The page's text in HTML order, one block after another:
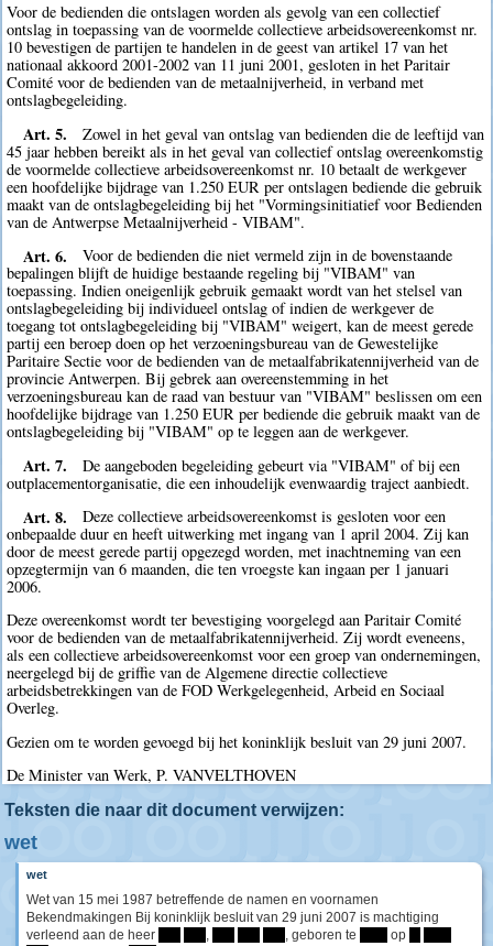
Voor de bedienden die ontslagen worden als gevolg van een collectief
ontslag in toepassing van de voormelde collectieve arbeidsovereenkomst nr.
10 bevestigen de partijen te handelen in de geest van artikel 17 van het
nationaal akkoord 2001-2002 van 11 juni 2001, gesloten in het Paritair
Comité voor de bedienden van de metaalnijverheid, in verband met
ontslagbegeleiding.
Art. 5.
Zowel in het geval van ontslag van bedienden die de leeftijd van
45 jaar hebben bereikt als in het geval van collectief ontslag overeenkomstig
de voormelde collectieve arbeidsovereenkomst nr. 10 betaalt de werkgever
een hoofdelijke bijdrage van 1.250 EUR per ontslagen bediende die gebruik
maakt van de ontslagbegeleiding bij het "Vormingsinitiatief voor Bedienden
van de Antwerpse Metaalnijverheid - VIBAM".
Art. 6.
Voor de bedienden die niet vermeld zijn in de bovenstaande
bepalingen blijft de huidige bestaande regeling bij "VIBAM" van
toepassing. Indien oneigenlijk gebruik gemaakt wordt van het stelsel van
ontslagbegeleiding bij individueel ontslag of indien de werkgever de
toegang tot ontslagbegeleiding bij "VIBAM" weigert, kan de meest gerede
partij een beroep doen op het verzoeningsbureau van de Gewestelijke
Paritaire Sectie voor de bedienden van de metaalfabrikatennijverheid van de
provincie Antwerpen. Bij gebrek aan overeenstemming in het
verzoeningsbureau kan de raad van bestuur van "VIBAM" beslissen om een
hoofdelijke bijdrage van 1.250 EUR per bediende die gebruik maakt van de
ontslagbegeleiding bij "VIBAM" op te leggen aan de werkgever.
Art. 7.
De aangeboden begeleiding gebeurt via "VIBAM" of bij een
outplacementorganisatie, die een inhoudelijk evenwaardig traject aanbiedt.
Art. 8.
Deze collectieve arbeidsovereenkomst is gesloten voor een
onbepaalde duur en heeft uitwerking met ingang van 1 april 2004. Zij kan
door de meest gerede partij opgezegd worden, met inachtneming van een
opzegtermijn van 6 maanden, die ten vroegste kan ingaan per 1 januari
2006.
Deze overeenkomst wordt ter bevestiging voorgelegd aan Paritair Comité
voor de bedienden van de metaalfabrikatennijverheid. Zij wordt eveneens,
als een collectieve arbeidsovereenkomst voor een groep van ondernemingen,
neergelegd bij de griffie van de Algemene directie collectieve
arbeidsbetrekkingen van de FOD Werkgelegenheid, Arbeid en Sociaal
Overleg.
Gezien om te worden gevoegd bij het koninklijk besluit van 29 juni 2007.
De Minister van Werk, P. VANVELTHOVEN
Teksten die naar dit document verwijzen:
wet
wet
Wet van 15 mei 1987 betreffende de namen en voornamen
Bekendmakingen Bij koninklijk besluit van 29 juni 2007 is machtiging
verleend aan de heer
, geboren te op